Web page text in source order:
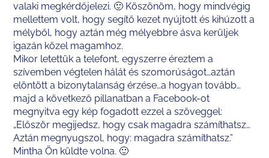
valaki megkérdőjelezi. 🙂 Köszönöm, hogy mindvégig
mellettem volt, hogy segítő kezet nyújtott és kihúzott a
mélyből, hogy aztán még mélyebbre ásva kerüljek
igazán közel magamhoz.
Mikor letettük a telefont, egyszerre éreztem a
szívemben végtelen hálát és szomorúságot…aztán
elöntött a bizonytalanság érzése…a hogyan tovább…
majd a következő pillanatban a Facebook-ot
megnyitva egy kép fogadott ezzel a szöveggel:
„Először megijedsz, hogy csak magadra számíthatsz…
Aztán megnyugszol, hogy: magadra számíthatsz.”
Mintha Ön küldte volna. 🙂